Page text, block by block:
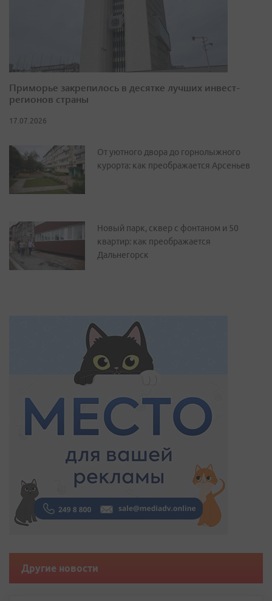
Приморье закрепилось в десятке лучших инвест-
регионов страны
17.07.2026
От уютного двора до горнолыжного
курорта: как преображается Арсеньев
Новый парк, сквер с фонтаном и 50
квартир: как преображается
Дальнегорск
Другие новости